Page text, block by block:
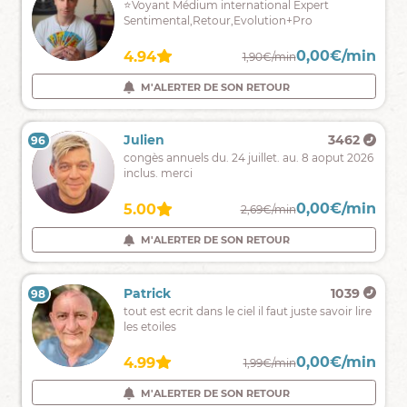
Je
me
Karen,
je
suis
médium
pure
cartomancienne.
5.00 2,20€/min 0,00€/min
M'ALERTER DE SON RETOUR
⭐️Voyant Médium international Expert
Sentimental,Retour,Evolution+Pro
4.94 1,90€/min0,00€/min
M'ALERTER DE SON RETOUR
95 Ariane
307
Médium
sensitive,
voyance
précise
et
datée
selon
vibrations
4.90 2,80€/min 0,00€/min
M'ALERTER DE SON RETOUR
96 Julien 3462
congès annuels du. 24 juillet. au. 8 aoput 2026
inclus. merci
5.00 2,69€/min0,00€/min
M'ALERTER DE SON RETOUR
97 Daria
438
Bienvenue
dans
univers,
voyance
claire
et
5.00 0,00€/min
M'ALERTER DE SON RETOUR
98 Patrick 1039
tout est ecrit dans le ciel il faut juste savoir lire
les etoiles
4.99 1,99€/min0,00€/min
M'ALERTER DE SON RETOUR